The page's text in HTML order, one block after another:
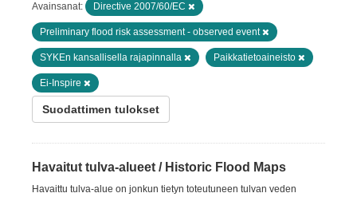
Avainsanat: Directive 2007/60/EC
Preliminary flood risk assessment - observed event
SYKEn kansallisella rajapinnalla Paikkatietoaineisto
Ei-Inspire
Suodattimen tulokset
Havaitut tulva-alueet / Historic Flood Maps
Havaittu tulva-alue on jonkun tietyn toteutuneen tulvan veden